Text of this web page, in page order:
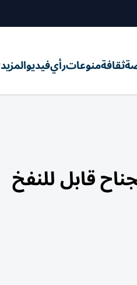
ثقافةمنوعاترأيفيديوالمزيد
قابل للنفخ